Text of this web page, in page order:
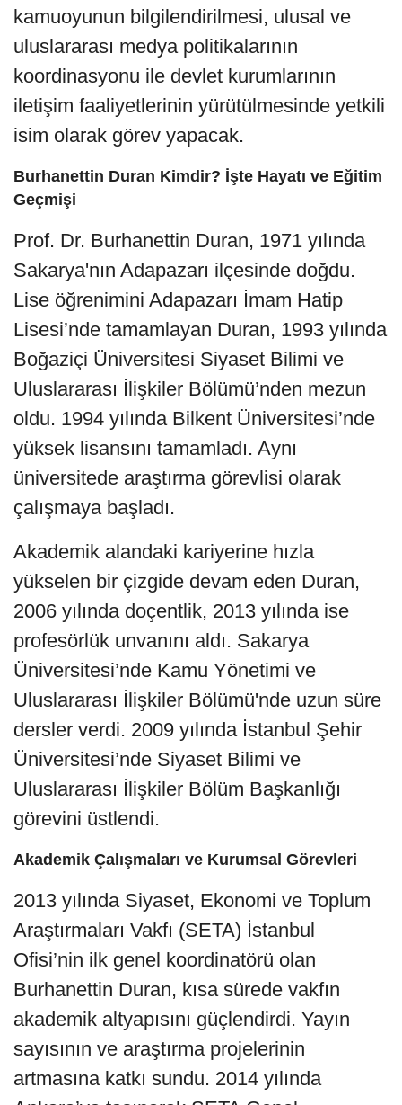
kamuoyunun bilgilendirilmesi, ulusal ve
uluslararası medya politikalarının
koordinasyonu ile devlet kurumlarının
iletişim faaliyetlerinin yürütülmesinde yetkili
isim olarak görev yapacak.
Burhanettin Duran Kimdir? İşte Hayatı ve Eğitim
Geçmişi
Prof. Dr. Burhanettin Duran, 1971 yılında
Sakarya'nın Adapazarı ilçesinde doğdu.
Lise öğrenimini Adapazarı İmam Hatip
Lisesi’nde tamamlayan Duran, 1993 yılında
Boğaziçi Üniversitesi Siyaset Bilimi ve
Uluslararası İlişkiler Bölümü’nden mezun
oldu. 1994 yılında Bilkent Üniversitesi’nde
yüksek lisansını tamamladı. Aynı
üniversitede araştırma görevlisi olarak
çalışmaya başladı.
Akademik alandaki kariyerine hızla
yükselen bir çizgide devam eden Duran,
2006 yılında doçentlik, 2013 yılında ise
profesörlük unvanını aldı. Sakarya
Üniversitesi’nde Kamu Yönetimi ve
Uluslararası İlişkiler Bölümü'nde uzun süre
dersler verdi. 2009 yılında İstanbul Şehir
Üniversitesi’nde Siyaset Bilimi ve
Uluslararası İlişkiler Bölüm Başkanlığı
görevini üstlendi.
Akademik Çalışmaları ve Kurumsal Görevleri
2013 yılında Siyaset, Ekonomi ve Toplum
Araştırmaları Vakfı (SETA) İstanbul
Ofisi’nin ilk genel koordinatörü olan
Burhanettin Duran, kısa sürede vakfın
akademik altyapısını güçlendirdi. Yayın
sayısının ve araştırma projelerinin
artmasına katkı sundu. 2014 yılında